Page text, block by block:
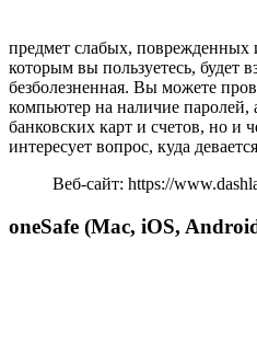
предмет слабых, поврежденных
которым вы пользуетесь, будет
безболезненная. Вы можете
компьютер на наличие паролей,
банковских карт и счетов, но и
интересует вопрос, куда
Веб-сайт: https://
oneSafe (Mac, iOS,